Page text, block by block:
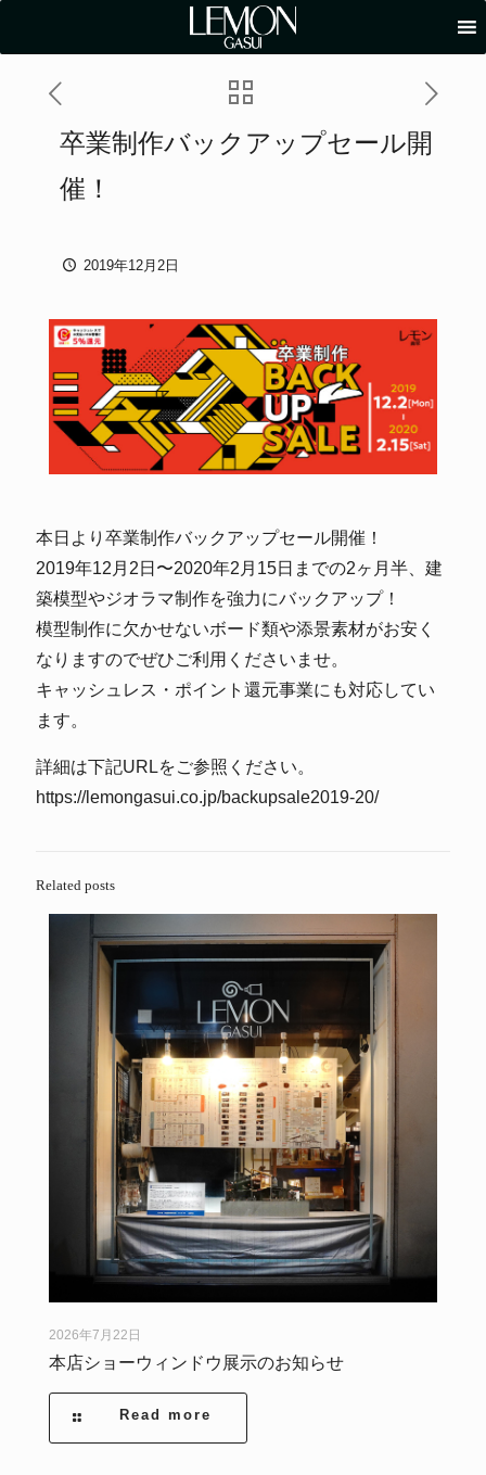
卒業制作バックアップセール開
催！
2019年12月2日
本日より卒業制作バックアップセール開催！
2019年12月2日〜2020年2月15日までの2ヶ月半、建
築模型やジオラマ制作を強力にバックアップ！
模型制作に欠かせないボード類や添景素材がお安く
なりますのでぜひご利用くださいませ。
キャッシュレス・ポイント還元事業にも対応してい
ます。
詳細は下記URLをご参照ください。
https://lemongasui.co.jp/backupsale2019-20/
Related posts
2026年7月22日
本店ショーウィンドウ展示のお知らせ
Read more